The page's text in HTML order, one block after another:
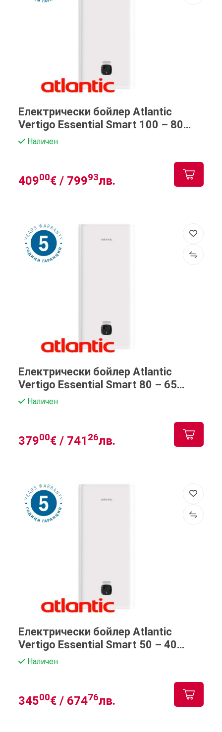
Електрически бойлер Atlantic
Vertigo Essential Smart 100 – 80
литра
Наличен
40900€ / 79993лв.
Електрически бойлер Atlantic
Vertigo Essential Smart 80 – 65
литра
Наличен
37900€ / 741 26лв.
Електрически бойлер Atlantic
Vertigo Essential Smart 50 – 40
литра
Наличен
34500€ / 67476лв.